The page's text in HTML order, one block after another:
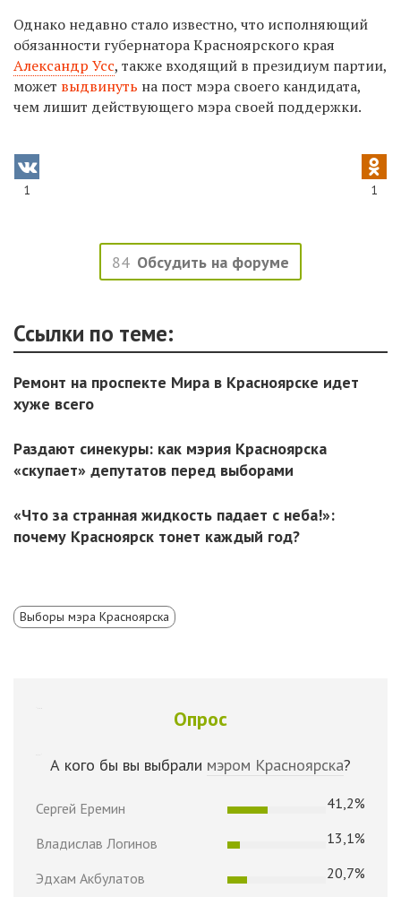
Однако недавно стало известно, что исполняющий
обязанности губернатора Красноярского края
Александр Усс, также входящий в президиум партии,
может выдвинуть на пост мэра своего кандидата,
чем лишит действующего мэра своей поддержки.
1 1
84 Обсудить на форуме
Ссылки по теме:
Ремонт на проспекте Мира в Красноярске идет
хуже всего
Раздают синекуры: как мэрия Красноярска
«скупает» депутатов перед выборами
«Что за странная жидкость падает с неба!»:
почему Красноярск тонет каждый год?
Выборы мэра Красноярска
Опрос
А кого бы вы выбрали мэром Красноярска?
Сергей Еремин 41,2%
Владислав Логинов 13,1%
Эдхам Акбулатов 20,7%